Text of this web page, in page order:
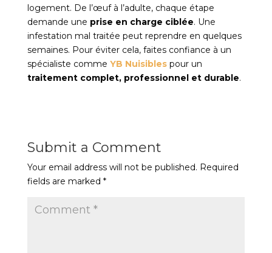
logement. De l’œuf à l’adulte, chaque étape
demande une prise en charge ciblée. Une
infestation mal traitée peut reprendre en quelques
semaines. Pour éviter cela, faites confiance à un
spécialiste comme YB Nuisiblespour un
traitement complet, professionnel et durable.
Submit a Comment
Your email address will not be published. Required
fields are marked *